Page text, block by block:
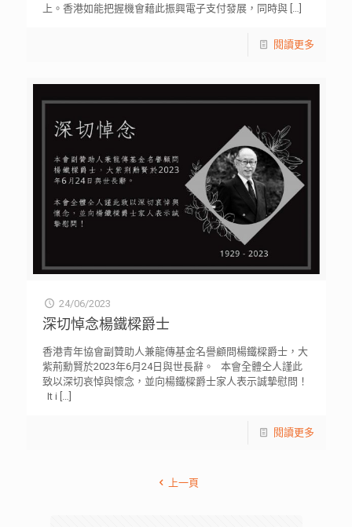
上。香港如能把握機會藉此振興電子支付發展，同時與[…]
閱讀更多
24/06/2023
深切悼念楊鐵樑爵士
香港青年協會副贊助人兼龍傳基金名譽顧問楊鐵樑爵士，大
紫荊勳賢於2023年6月24日與世長辭。 本會全體仝人謹此
致以深切哀悼與懷念，並向楊鐵樑爵士家人表示誠摯慰問！
It i
閱讀更多
上一頁